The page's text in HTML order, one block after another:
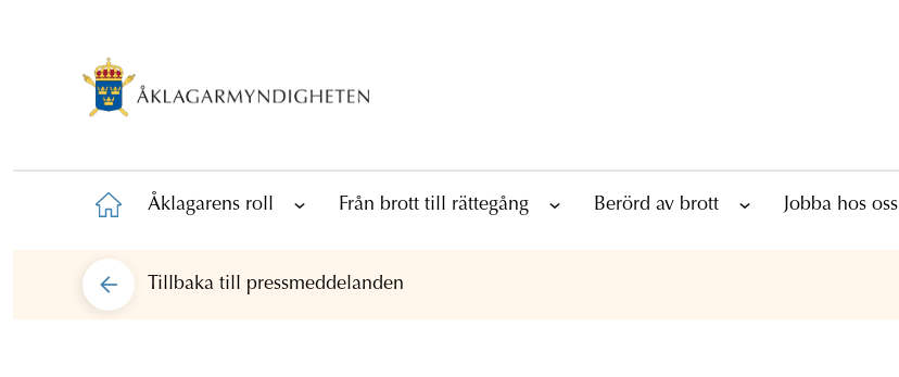
Åklagarens roll Från brott till rättegång Berörd av brott Jobba hos oss
Tillbaka till pressmeddelanden